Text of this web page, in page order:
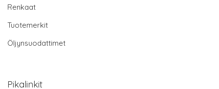
Renkaat
Tuotemerkit
Öljynsuodattimet
Pikalinkit